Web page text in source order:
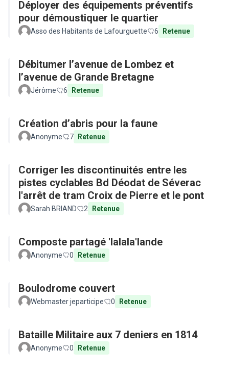
Déployer des équipements préventifs
pour démoustiquer le quartier
Asso des Habitants de Lafourguette 6 Retenue
Débitumer l’avenue de Lombez et
l’avenue de Grande Bretagne
Jérôme 6 Retenue
Création d’abris pour la faune
Anonyme 7 Retenue
Corriger les discontinuités entre les
pistes cyclables Bd Déodat de Séverac
l'arrêt de tram Croix de Pierre et le pont
Sarah BRIAND 2 Retenue
Composte partagé 'lalala'lande
Anonyme 0 Retenue
Boulodrome couvert
Webmaster jeparticipe 0 Retenue
Bataille Militaire aux 7 deniers en 1814
Anonyme 0 Retenue